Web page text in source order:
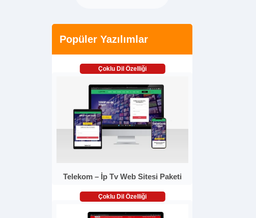
Popüler Yazılımlar
Çoklu Dil Özelliği
Telekom – İp Tv Web Sitesi Paketi
Çoklu Dil Özelliği